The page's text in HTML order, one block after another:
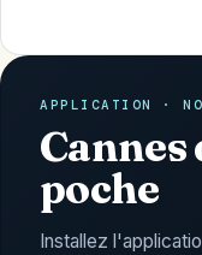
APPLICATION ·
poche
Installez